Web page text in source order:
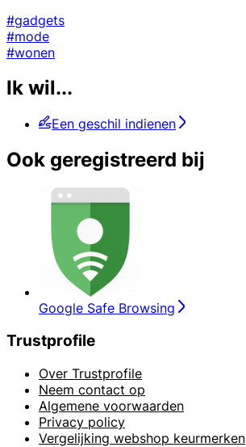
#gadgets
#mode
#wonen
Ik wil...
Een geschil indienen
Ook geregistreerd bij
Google Safe Browsing
Trustprofile
Over Trustprofile
Neem contact op
Algemene voorwaarden
Privacy policy
Vergelijking webshop keurmerken